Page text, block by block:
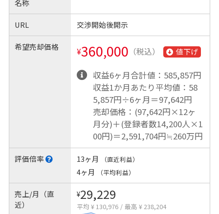
名称
URL 交渉開始後開示
希望売却価格 ¥360,000 （税込） 値下げ
収益6ヶ月合計値：585,857円
収益1か月あたり平均値：58
5,857円÷6ヶ月＝97,642円
売却価格：(97,642円×12ヶ
月分)＋(登録者数14,200人×1
00円)＝2,591,704円≒260万円
評価倍率 13ヶ月 （直近利益）
4ヶ月 （平均利益）
売上/月（直
近）
¥29,229
平均 ¥ 130,976 / 最高 ¥ 238,204